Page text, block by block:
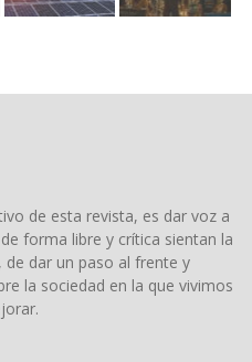
de esta revista, es dar voz a
forma libre y crítica sientan la
de dar un paso al frente y
la sociedad en la que vivimos